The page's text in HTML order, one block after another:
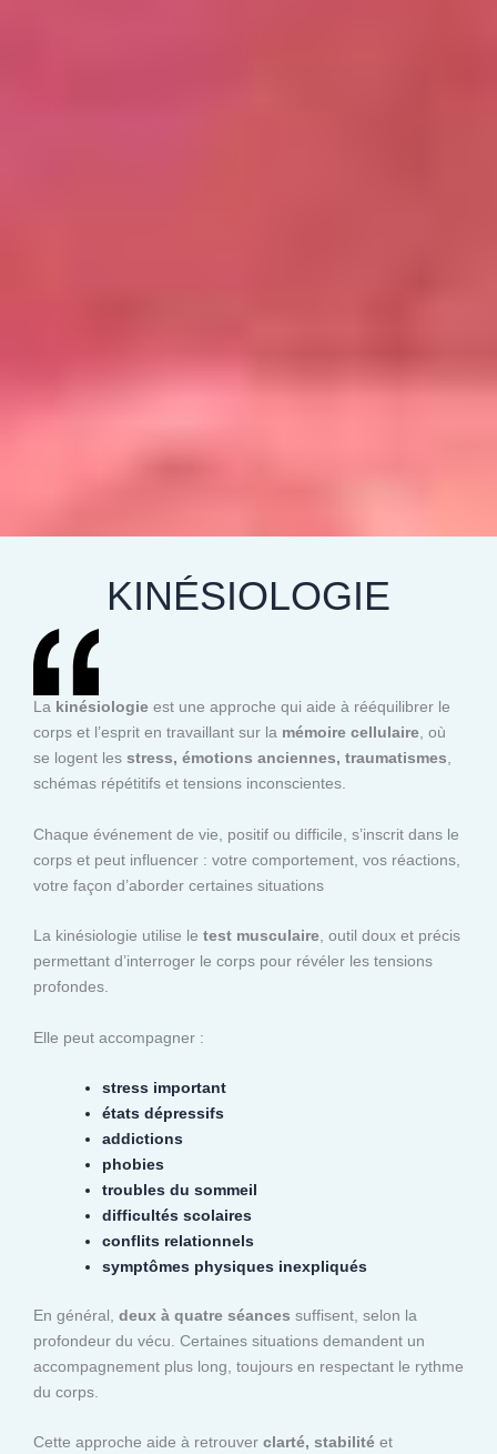
KINÉSIOLOGIE
La kinésiologie est une approche qui aide à rééquilibrer le
corps et l’esprit en travaillant sur la mémoire cellulaire, où
se logent les stress, émotions anciennes, traumatismes,
schémas répétitifs et tensions inconscientes.
Chaque événement de vie, positif ou difficile, s’inscrit dans le
corps et peut influencer : votre comportement, vos réactions,
votre façon d’aborder certaines situations
La kinésiologie utilise le test musculaire, outil doux et précis
permettant d’interroger le corps pour révéler les tensions
profondes.
Elle peut accompagner :
stress important
états dépressifs
addictions
phobies
troubles du sommeil
difficultés scolaires
conflits relationnels
symptômes physiques inexpliqués
En général, deux à quatre séances suffisent, selon la
profondeur du vécu. Certaines situations demandent un
accompagnement plus long, toujours en respectant le rythme
du corps.
Cette approche aide à retrouver clarté, stabilité et